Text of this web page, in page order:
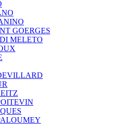
GOERGES
MELETO